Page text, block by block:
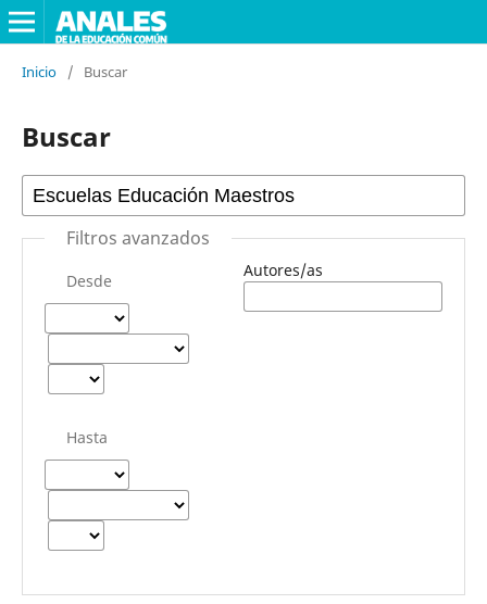
Inicio / Buscar
Buscar
Filtros avanzados
Desde
Hasta
Autores/as